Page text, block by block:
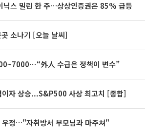
닉스 밀린 한 주…상상인증권은 85% 급등
소나기 [오늘 날씨]
外人 수급은 정책이 변수”
이자 상승...S&P500 사상 최고치 [종합]
정…"자취방서 부모님과 마주쳐"